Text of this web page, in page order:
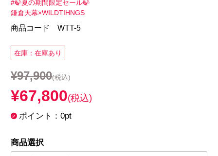
#🍃夏の期間限定セール🍃
鎌倉天幕×WILDTIHNGS
商品コード WTT-5
在庫：在庫あり
¥97,900(税込)
¥67,800(税込)
ポイント：0pt
商品選択